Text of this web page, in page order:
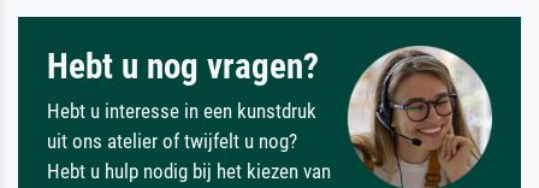
Hebt u nog vragen?
Hebt u interesse in een kunstdruk
uit ons atelier of twijfelt u nog?
Hebt u hulp nodig bij het kiezen van